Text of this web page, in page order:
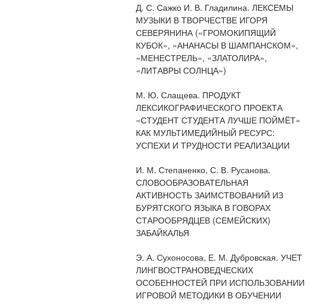
Д. С. Сажко И. В. Гладилина. ЛЕКСЕМЫ
МУЗЫКИ В ТВОРЧЕСТВЕ ИГОРЯ
СЕВЕРЯНИНА («ГРОМОКИПЯЩИЙ
КУБОК», «АНАНАСЫ В ШАМПАНСКОМ»,
«МЕНЕСТРЕЛЬ», «ЗЛАТОЛИРА»,
«ЛИТАВРЫ СОЛНЦА»)
М. Ю. Слащева. ПРОДУКТ
ЛЕКСИКОГРАФИЧЕСКОГО ПРОЕКТА
«СТУДЕНТ СТУДЕНТА ЛУЧШЕ ПОЙМЁТ»
КАК МУЛЬТИМЕДИЙНЫЙ РЕСУРС:
УСПЕХИ И ТРУДНОСТИ РЕАЛИЗАЦИИ
И. М. Степаненко, С. В. Русанова.
СЛОВООБРАЗОВАТЕЛЬНАЯ
АКТИВНОСТЬ ЗАИМСТВОВАНИЙ ИЗ
БУРЯТСКОГО ЯЗЫКА В ГОВОРАХ
СТАРООБРЯДЦЕВ (СЕМЕЙСКИХ)
ЗАБАЙКАЛЬЯ
Э. А. Сухоносова, Е. М. Дубровская. УЧЕТ
ЛИНГВОСТРАНОВЕДЧЕСКИХ
ОСОБЕННОСТЕЙ ПРИ ИСПОЛЬЗОВАНИИ
ИГРОВОЙ МЕТОДИКИ В ОБУЧЕНИИ